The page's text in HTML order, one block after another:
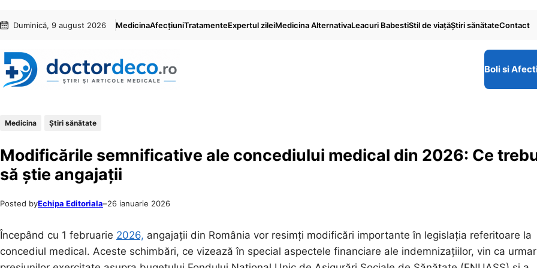
conținut
content
Duminică, 9 august 2026 MedicinaAfecțiuniTratamenteExpertul zileiMedicina AlternativaLeacuri BabestiStil de viaţăŞtiri sănătateContact
Boli si
Medicina Ştiri sănătate
Modificările semnificative ale concediului medical din 2026: Ce
să știe angajații
Posted byEchipa Editoriala–26 ianuarie 2026
Începând cu 1 februarie 2026, angajații din România vor resimți modificări importante în legislația referitoare la
concediul medical. Aceste schimbări, ce vizează în special aspectele financiare ale indemnizațiilor, vin ca